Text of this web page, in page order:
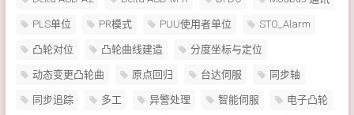
PLS单位 PR模式 PUU使用者单位 STO_Alarm
凸轮对位 凸轮曲线建造 分度坐标与定位
动态变更凸轮曲 原点回归 台达伺服 同步轴
同步追踪 多工 异警处理 智能伺服 电子凸轮